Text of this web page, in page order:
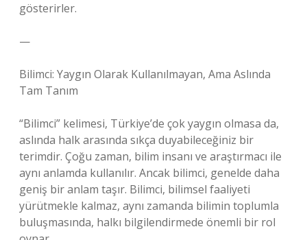
gösterirler.
—
Bilimci: Yaygın Olarak Kullanılmayan, Ama Aslında
Tam Tanım
“Bilimci” kelimesi, Türkiye’de çok yaygın olmasa da,
aslında halk arasında sıkça duyabileceğiniz bir
terimdir. Çoğu zaman, bilim insanı ve araştırmacı ile
aynı anlamda kullanılır. Ancak bilimci, genelde daha
geniş bir anlam taşır. Bilimci, bilimsel faaliyeti
yürütmekle kalmaz, aynı zamanda bilimin toplumla
buluşmasında, halkı bilgilendirmede önemli bir rol